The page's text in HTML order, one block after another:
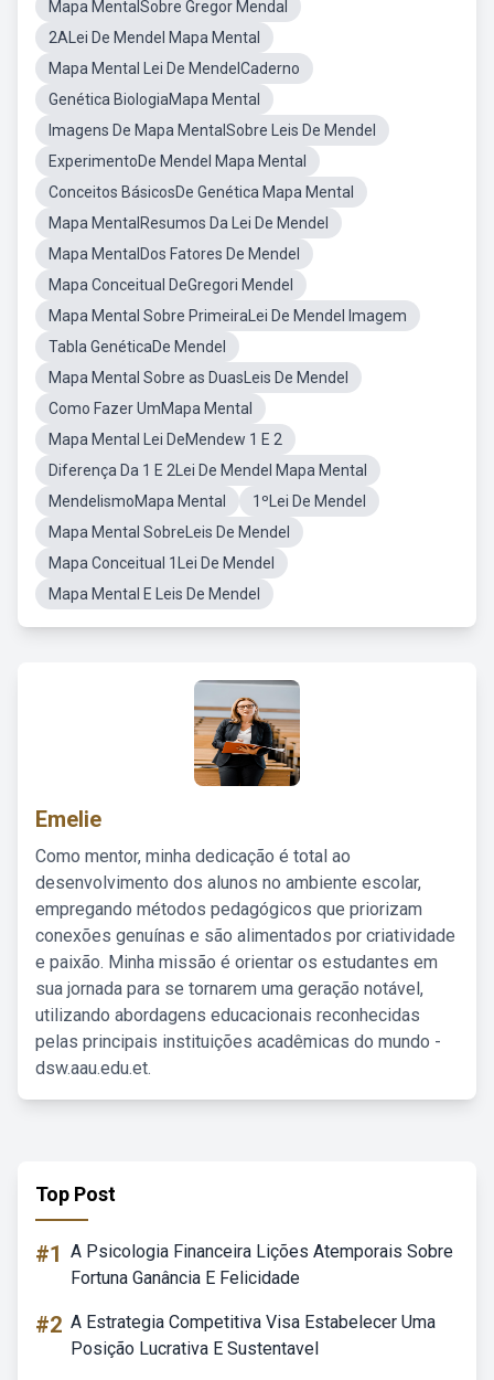
Mapa MentalSobre Gregor Mendal
2ALei De Mendel Mapa Mental
Mapa Mental Lei De MendelCaderno
Genética BiologiaMapa Mental
Imagens De Mapa MentalSobre Leis De Mendel
ExperimentoDe Mendel Mapa Mental
Conceitos BásicosDe Genética Mapa Mental
Mapa MentalResumos Da Lei De Mendel
Mapa MentalDos Fatores De Mendel
Mapa Conceitual DeGregori Mendel
Mapa Mental Sobre PrimeiraLei De Mendel Imagem
Tabla GenéticaDe Mendel
Mapa Mental Sobre as DuasLeis De Mendel
Como Fazer UmMapa Mental
Mapa Mental Lei DeMendew 1 E 2
Diferença Da 1 E 2Lei De Mendel Mapa Mental
MendelismoMapa Mental
1ºLei De Mendel
Mapa Mental SobreLeis De Mendel
Mapa Conceitual 1Lei De Mendel
Mapa Mental E Leis De Mendel
Emelie
Como mentor, minha dedicação é total ao
desenvolvimento dos alunos no ambiente escolar,
empregando métodos pedagógicos que priorizam
conexões genuínas e são alimentados por criatividade
e paixão. Minha missão é orientar os estudantes em
sua jornada para se tornarem uma geração notável,
utilizando abordagens educacionais reconhecidas
pelas principais instituições acadêmicas do mundo -
dsw.aau.edu.et.
Top Post
#1 A Psicologia Financeira Lições Atemporais Sobre
Fortuna Ganância E Felicidade
#2 A Estrategia Competitiva Visa Estabelecer Uma
Posição Lucrativa E Sustentavel